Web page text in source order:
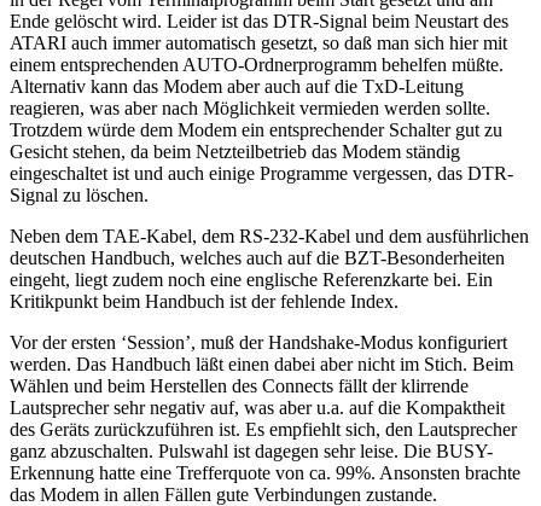
Ende gelöscht wird. Leider ist das DTR-Signal beim Neustart des
ATARI auch immer automatisch gesetzt, so daß man sich hier mit
einem entsprechenden AUTO-Ordnerprogramm behelfen müßte.
Alternativ kann das Modem aber auch auf die TxD-Leitung
reagieren, was aber nach Möglichkeit vermieden werden sollte.
Trotzdem würde dem Modem ein entsprechender Schalter gut zu
Gesicht stehen, da beim Netzteilbetrieb das Modem ständig
eingeschaltet ist und auch einige Programme vergessen, das DTR-
Signal zu löschen.
Neben dem TAE-Kabel, dem RS-232-Kabel und dem ausführlichen
deutschen Handbuch, welches auch auf die BZT-Besonderheiten
eingeht, liegt zudem noch eine englische Referenzkarte bei. Ein
Kritikpunkt beim Handbuch ist der fehlende Index.
Vor der ersten ‘Session’, muß der Handshake-Modus konfiguriert
werden. Das Handbuch läßt einen dabei aber nicht im Stich. Beim
Wählen und beim Herstellen des Connects fällt der klirrende
Lautsprecher sehr negativ auf, was aber u.a. auf die Kompaktheit
des Geräts zurückzuführen ist. Es empfiehlt sich, den Lautsprecher
ganz abzuschalten. Pulswahl ist dagegen sehr leise. Die BUSY-
Erkennung hatte eine Trefferquote von ca. 99%. Ansonsten brachte
das Modem in allen Fällen gute Verbindungen zustande.